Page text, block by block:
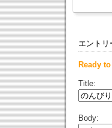
エントリ
Ready
Title:
Body: